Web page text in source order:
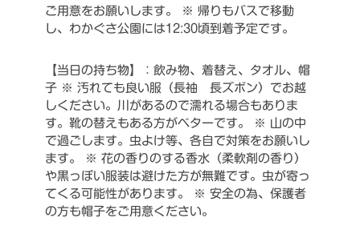
ご用意をお願いします。
※ 帰りもバスで移動
し、わかぐさ公園には12:30頃到着予定です。
【当日の持ち物】：飲み物、着替え、タオル、帽
子 ※ 汚れても良い服（長袖 長ズボン）でお越
しください。川があるので濡れる場合もありま
す。靴の替えもある方がベターです。
※ 山の中
で過ごします。虫よけ等、各自で対策をお願いし
ます。
※ 花の香りのする香水（柔軟剤の香り）
や黒っぽい服装は避けた方が無難です。虫が寄っ
てくる可能性があります。
※ 安全の為、保護者
の方も帽子をご用意ください。